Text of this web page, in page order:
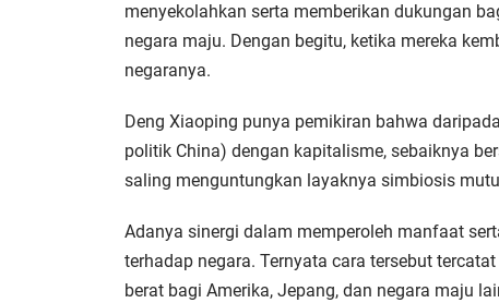
menyekolahkan serta memberikan dukungan
negara maju. Dengan begitu, ketika mereka
negaranya.
Deng Xiaoping punya pemikiran bahwa
politik China) dengan kapitalisme, sebaiknya
saling menguntungkan layaknya simbiosis
Adanya sinergi dalam memperoleh manfaat
terhadap negara. Ternyata cara tersebut
berat bagi Amerika, Jepang, dan negara maju